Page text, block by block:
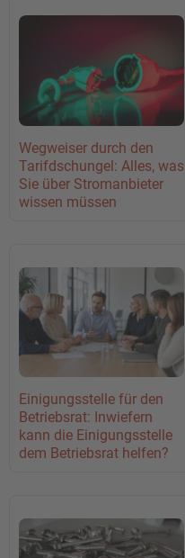
Wegweiser durch den
Tarifdschungel: Alles, was
Sie über Stromanbieter
wissen müssen
Einigungsstelle für den
Betriebsrat: Inwiefern
kann die Einigungsstelle
dem Betriebsrat helfen?